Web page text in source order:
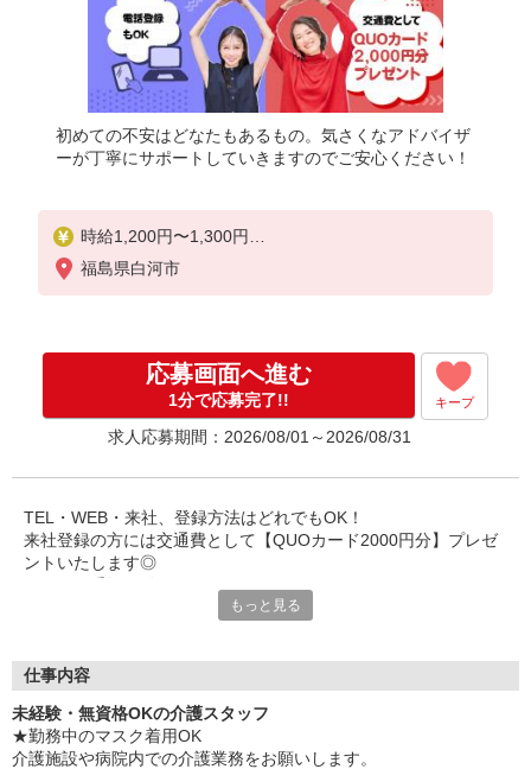
初めての不安はどなたもあるもの。気さくなアドバイザ
ーが丁寧にサポートしていきますのでご安心ください！
時給1,200円〜1,300円
★週払いOK（規定あり）
福島県白河市
応募画面へ進む
1分で応募完了!! キープ
求人応募期間：2026/08/01～2026/08/31
TEL・WEB・来社、登録方法はどれでもOK！
来社登録の方には交通費として【QUOカード2000円分】プレゼ
ントいたします◎
じっくりと色々相談して登録を決めるもよし・・・
無資格・未経験からスタートできるお仕事をご紹介。
あなたの希望にピッタリな職場を選べますし、
お持ちのスキルに合わせたお仕事をお任せします◎
もっと見る
仕事内容
未経験・無資格OKの介護スタッフ
★勤務中のマスク着用OK
介護施設や病院内での介護業務をお願いします。